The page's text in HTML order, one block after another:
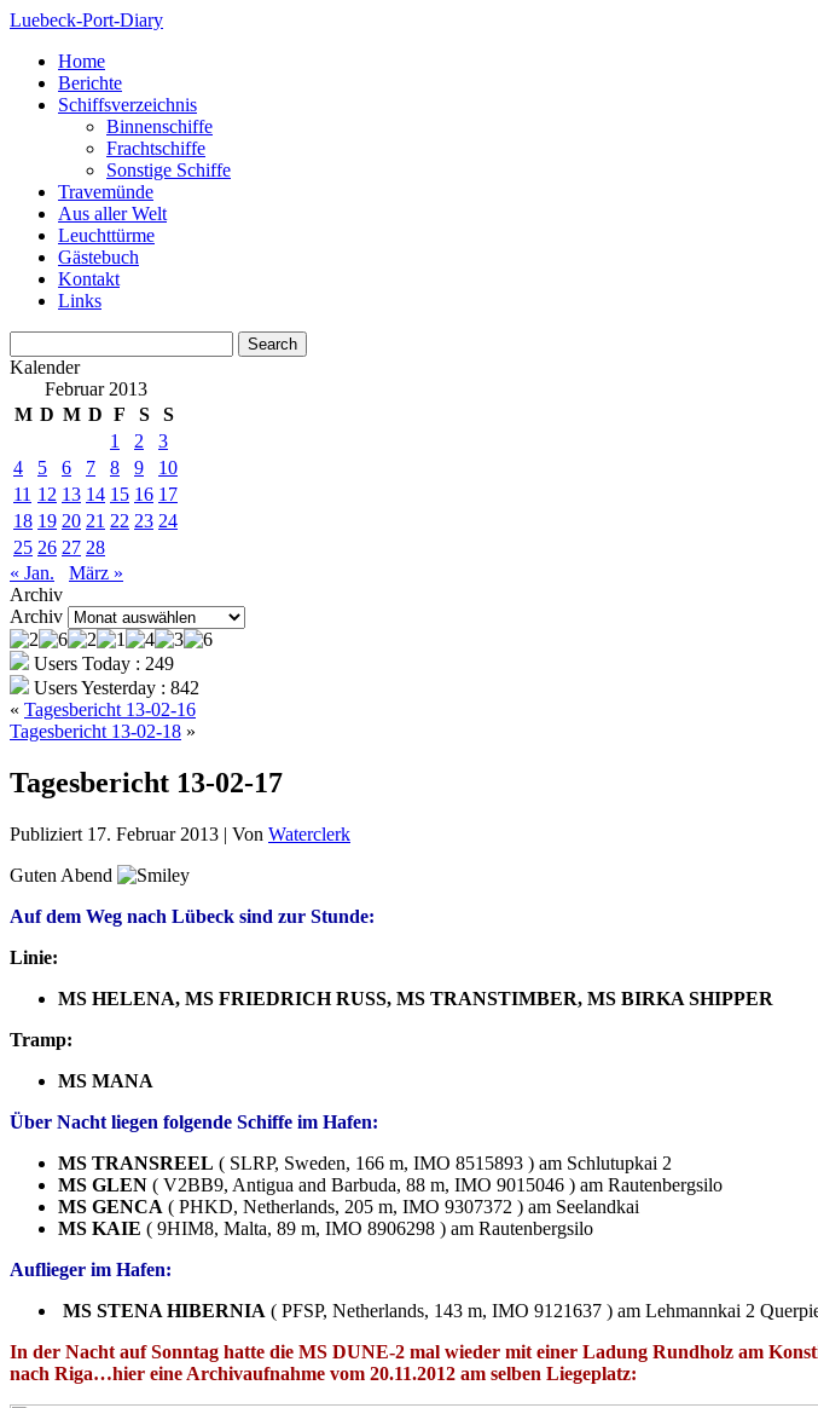
Luebeck-Port-Diary
Home
Berichte
Schiffsverzeichnis
Binnenschiffe
Frachtschiffe
Sonstige Schiffe
Travemünde
Aus aller Welt
Leuchttürme
Gästebuch
Kontakt
Links
Kalender
Februar 2013
M D M D F S
S
1
2
3
4
5 6 7 8 9
10
11 12 13 14 15 16 17
18 19 20 21 22 23 24
25 26 27 28
« Jan.
März »
Archiv
Archiv
Users Today : 249
Users Yesterday : 842
« Tagesbericht 13-02-16
Tagesbericht 13-02-18 »
Tagesbericht 13-02-17
Publiziert 17. Februar 2013 | Von Waterclerk
Guten Abend
Auf dem Weg nach Lübeck sind zur Stunde:
Linie:
MS HELENA, MS FRIEDRICH RUSS, MS TRANSTIMBER, MS BIRKA SHIPPER
Tramp:
MS MANA
Über Nacht liegen folgende Schiffe im Hafen:
MS TRANSREEL ( SLRP, Sweden, 166 m, IMO 8515893 ) am Schlutupkai 2
MS GLEN ( V2BB9, Antigua and Barbuda, 88 m, IMO 9015046 ) am Rautenbergsilo
MS GENCA ( PHKD, Netherlands, 205 m, IMO 9307372 ) am Seelandkai
MS KAIE ( 9HIM8, Malta, 89 m, IMO 8906298 ) am Rautenbergsilo
Auflieger im Hafen:
MS STENA HIBERNIA ( PFSP, Netherlands, 143 m, IMO 9121637 ) am Lehmannkai 2
In der Nacht auf Sonntag hatte die MS DUNE-2 mal wieder mit einer Ladung Rundholz am
nach Riga…hier eine Archivaufnahme vom 20.11.2012 am selben Liegeplatz: